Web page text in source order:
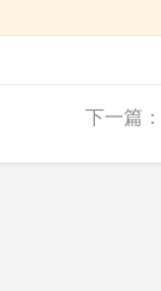
下一篇：